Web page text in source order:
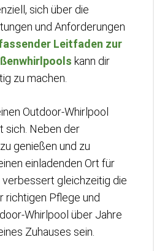
sich über die
und Anforderungen
Leitfaden zur
kann dir
zu machen.
Outdoor-Whirlpool
sich. Neben der
genießen und zu
einladenden Ort für
gleichzeitig die
richtigen Pflege und
Whirlpool über Jahre
Zuhauses sein.